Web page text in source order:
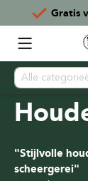
"Stijlvolle
scheergerei"